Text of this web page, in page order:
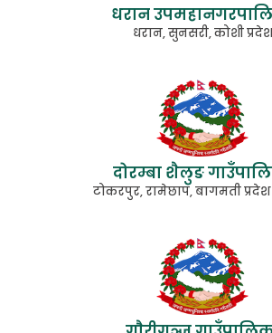
धरान
धरान, सुनसरी, कोशी प्रदेश
दोरम्बा शैलुङ
टोकरपुर, रामेछाप, बागमती